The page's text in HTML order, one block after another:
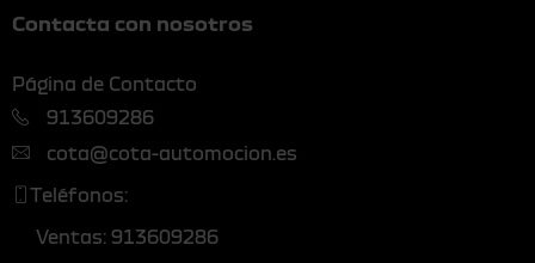
Contacta con nosotros
Página de Contacto
913609286
cota@cota-automocion.es
Teléfonos:
Ventas: 913609286